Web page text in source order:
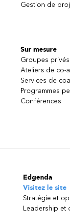
Gestion de
Sur mesure
Groupes privés
Ateliers de co-
Services de
Programmes
Conférences
Edgenda
Visitez le site
Stratégie et
Leadership et